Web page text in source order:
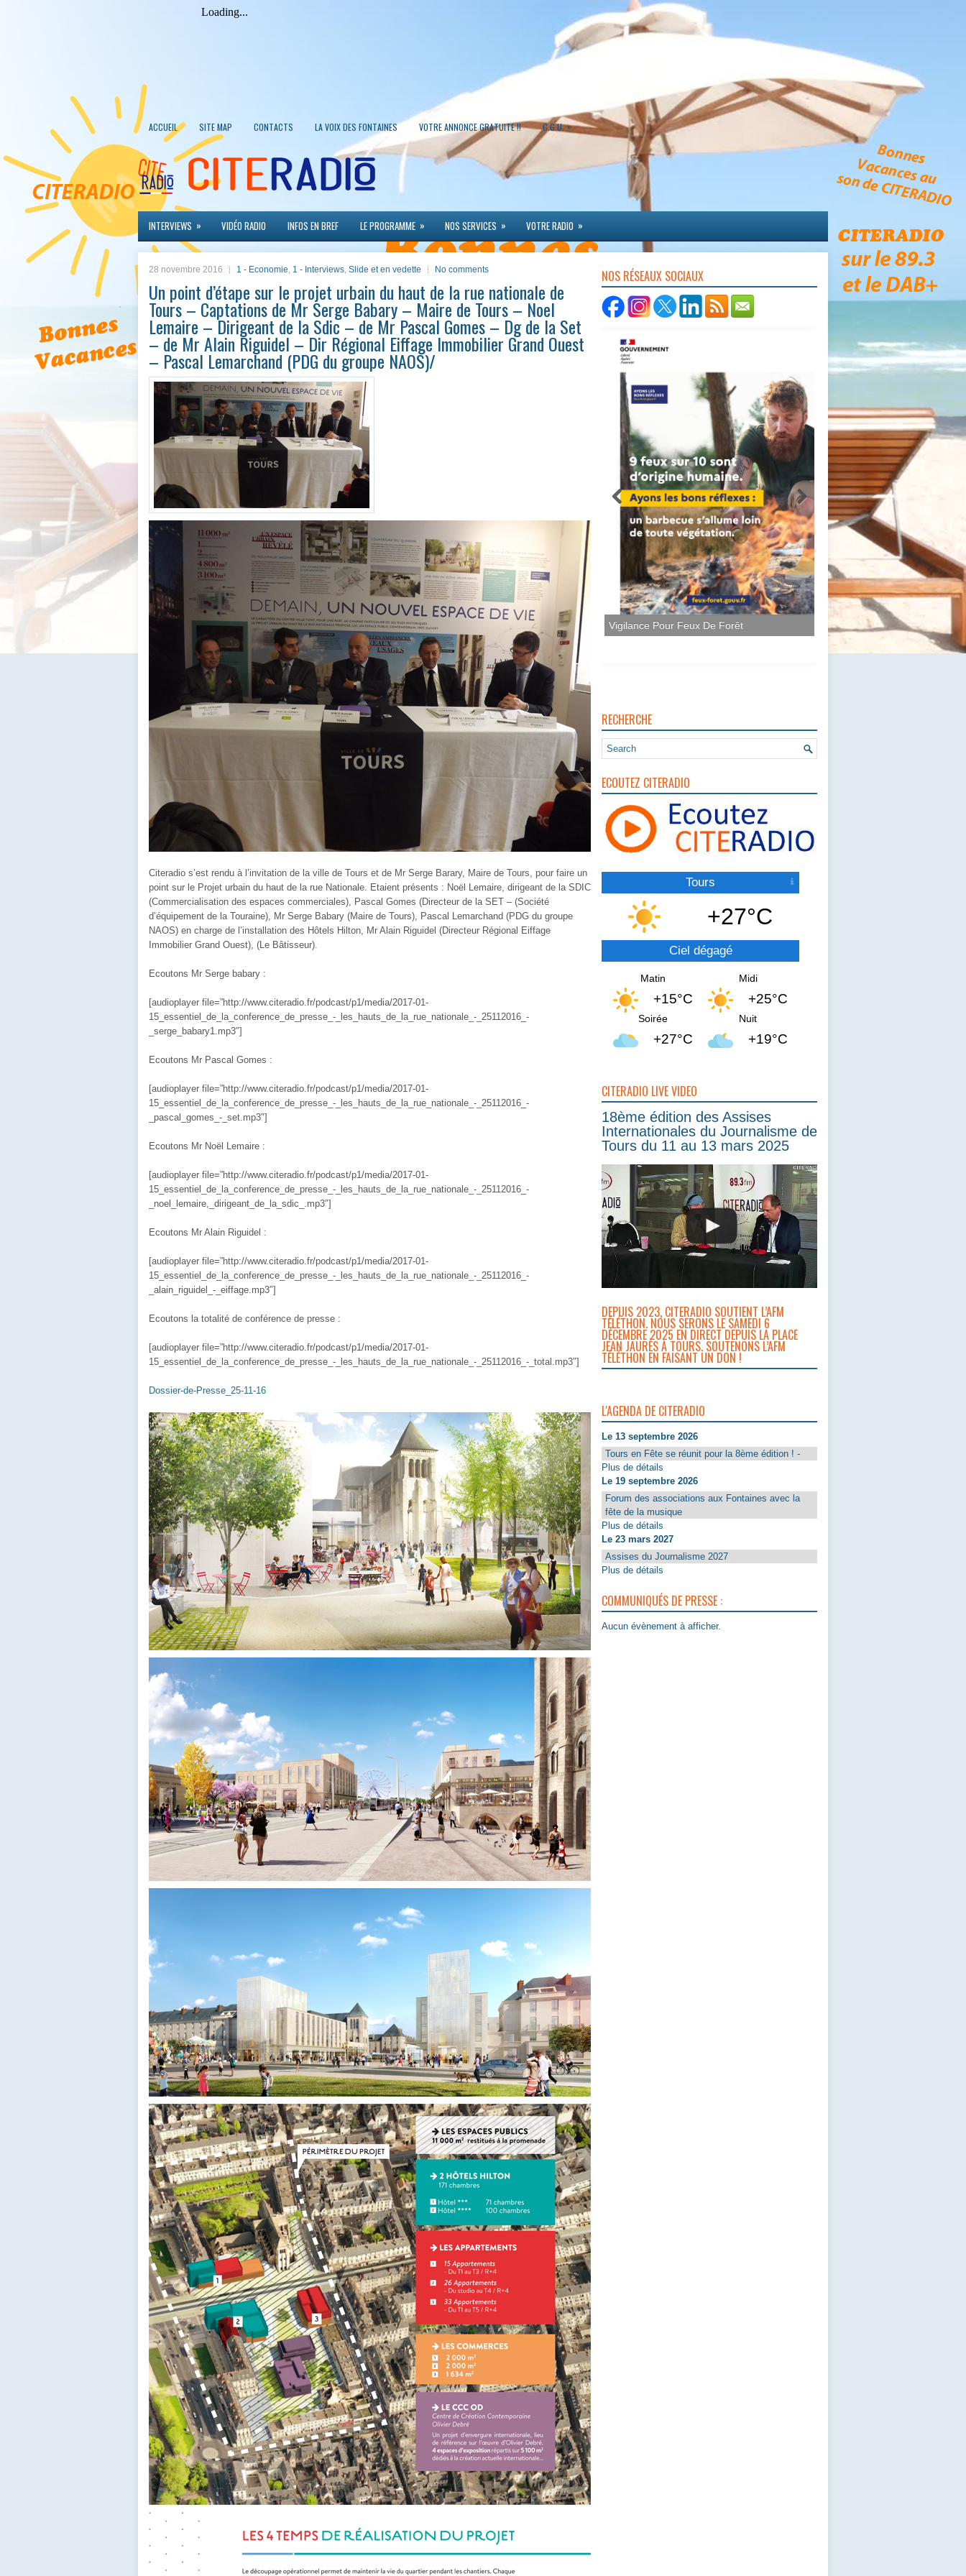
ACCUEIL SITE MAP CONTACTS LA VOIX DES FONTAINES VOTRE ANNONCE GRATUITE !! C.G.U. »
INTERVIEWS » VIDÉO RADIO INFOS EN BREF LE PROGRAMME » NOS SERVICES » VOTRE RADIO »
28 novembre 2016 1 - Economie, 1 - Interviews, Slide et en vedette No comments
Un point d’étape sur le projet urbain du haut de la rue nationale de
Tours – Captations de Mr Serge Babary – Maire de Tours – Noel
Lemaire – Dirigeant de la Sdic – de Mr Pascal Gomes – Dg de la Set
– de Mr Alain Riguidel – Dir Régional Eiffage Immobilier Grand Ouest
– Pascal Lemarchand (PDG du groupe NAOS)/
Citeradio s’est rendu à l’invitation de la ville de Tours et de Mr Serge Barary, Maire de Tours, pour faire un
point sur le Projet urbain du haut de la rue Nationale. Etaient présents : Noël Lemaire, dirigeant de la SDIC
(Commercialisation des espaces commerciales), Pascal Gomes (Directeur de la SET – (Société
d’équipement de la Touraine), Mr Serge Babary (Maire de Tours), Pascal Lemarchand (PDG du groupe
NAOS) en charge de l’installation des Hôtels Hilton, Mr Alain Riguidel (Directeur Régional Eiffage
Immobilier Grand Ouest), (Le Bâtisseur).
Ecoutons Mr Serge babary :
[audioplayer file=”http://www.citeradio.fr/podcast/p1/media/2017-01-
15_essentiel_de_la_conference_de_presse_-_les_hauts_de_la_rue_nationale_-_25112016_-
_serge_babary1.mp3″]
Ecoutons Mr Pascal Gomes :
[audioplayer file=”http://www.citeradio.fr/podcast/p1/media/2017-01-
15_essentiel_de_la_conference_de_presse_-_les_hauts_de_la_rue_nationale_-_25112016_-
_pascal_gomes_-_set.mp3″]
Ecoutons Mr Noël Lemaire :
[audioplayer file=”http://www.citeradio.fr/podcast/p1/media/2017-01-
15_essentiel_de_la_conference_de_presse_-_les_hauts_de_la_rue_nationale_-_25112016_-
_noel_lemaire,_dirigeant_de_la_sdic_.mp3″]
Ecoutons Mr Alain Riguidel :
[audioplayer file=”http://www.citeradio.fr/podcast/p1/media/2017-01-
15_essentiel_de_la_conference_de_presse_-_les_hauts_de_la_rue_nationale_-_25112016_-
_alain_riguidel_-_eiffage.mp3″]
Ecoutons la totalité de conférence de presse :
[audioplayer file=”http://www.citeradio.fr/podcast/p1/media/2017-01-
15_essentiel_de_la_conference_de_presse_-_les_hauts_de_la_rue_nationale_-_25112016_-_total.mp3″]
Dossier-de-Presse_25-11-16
NOS RÉSEAUX SOCIAUX
RECHERCHE
ECOUTEZ CITERADIO
Tours
+27°C
Ciel dégagé
Matin
+15°C
Midi
+25°C
Soirée
+27°C
Nuit
+19°C
CITERADIO LIVE VIDEO
18ème édition des Assises
Internationales du Journalisme de
Tours du 11 au 13 mars 2025
DEPUIS 2023, CITERADIO SOUTIENT L’AFM
TÉLÉTHON. NOUS SERONS LE SAMEDI 6
DÉCEMBRE 2025 EN DIRECT DEPUIS LA PLACE
JEAN JAURÈS À TOURS. SOUTENONS L’AFM
TÉLÉTHON EN FAISANT UN DON !
L'AGENDA DE CITERADIO
Le 13 septembre 2026
Tours en Fête se réunit pour la 8ème édition ! -
Plus de détails
Le 19 septembre 2026
Forum des associations aux Fontaines avec la
fête de la musique
Plus de détails
Le 23 mars 2027
Assises du Journalisme 2027
Plus de détails
COMMUNIQUÉS DE PRESSE :
Aucun évènement à afficher.